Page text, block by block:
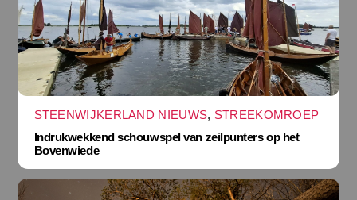
STEENWIJKERLAND NIEUWS, STREEKOMROEP
Indrukwekkend schouwspel van zeilpunters op het
Bovenwiede